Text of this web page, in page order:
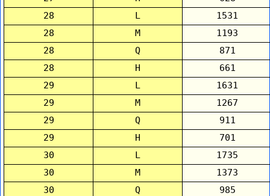
28
L
1531
28
M
1193
28
Q
871
28
H
661
29
L
1631
29
M
1267
29
Q
911
29
H
701
30
L
1735
30
M
1373
30
Q
985